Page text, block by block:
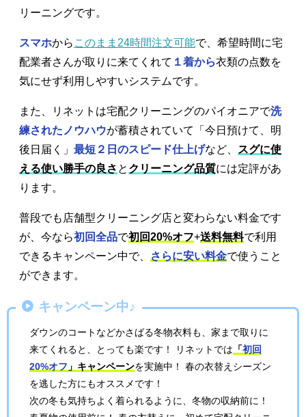
リーニングです。
スマホから このまま24時間注文可能で、希望時間に宅
配業者さんが取りに来てくれて １着から衣類の点数を
気にせず利用しやすいシステムです。
また、リネットは宅配クリーニングのパイオニアで洗
練されたノウハウが蓄積されていて「今日預けて、明
後日届く」 最短２日のスピード仕上げなど、
スグに使
える使い勝手の良さ と クリーニング品質には定評があ
ります。
普段でも店舗型クリーニング店と変わらない料金です
が、今なら初回全品で初回20%オフ+送料無料で利用
できるキャンペーン中で、
さらに安い料金で使うこと
ができます。
キャンペーン中♪
ダウンのコートなどかさばる冬物衣料も、家まで取りに
来てくれると、とっても楽です！ リネットでは 「初回
20%オフ 」キャンペーンを実施中！ 春の衣替えシーズン
を逃した方にもオススメです！
次の冬も気持ちよく着られるように、冬物の収納前に！